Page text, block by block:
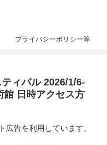
プライバシーポリシー等
ィバル 2026/1/6-
館 日時アクセス方
告を利用しています。